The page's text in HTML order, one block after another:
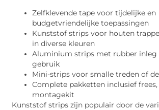
Zelfklevende tape voor tijdelijke en
budgetvriendelijke toepassingen
Kunststof strips voor houten
in diverse kleuren
Aluminium strips met rubber inleg
gebruik
Mini-strips voor smalle treden of
Complete pakketten inclusief
montagekit
Kunststof strips zijn populair door de